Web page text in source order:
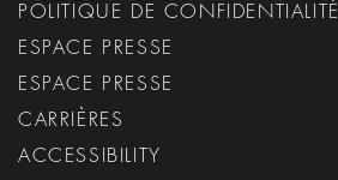
POLITIQUE DE CONFIDENTIALITÉ
ESPACE PRESSE
ESPACE PRESSE
CARRIÈRES
ACCESSIBILITY